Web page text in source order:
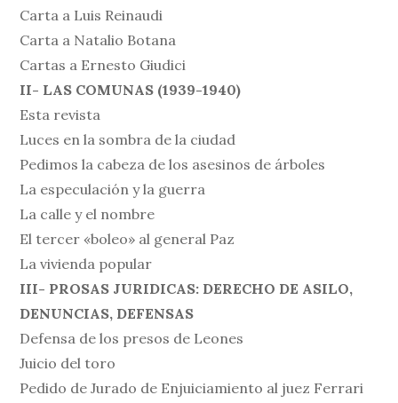
Carta a Luis Reinaudi
Carta a Natalio Botana
Cartas a Ernesto Giudici
II- LAS COMUNAS (1939-1940)
Esta revista
Luces en la sombra de la ciudad
Pedimos la cabeza de los asesinos de árboles
La especulación y la guerra
La calle y el nombre
El tercer «boleo» al general Paz
La vivienda popular
III- PROSAS JURIDICAS: DERECHO DE ASILO,
DENUNCIAS, DEFENSAS
Defensa de los presos de Leones
Juicio del toro
Pedido de Jurado de Enjuiciamiento al juez Ferrari